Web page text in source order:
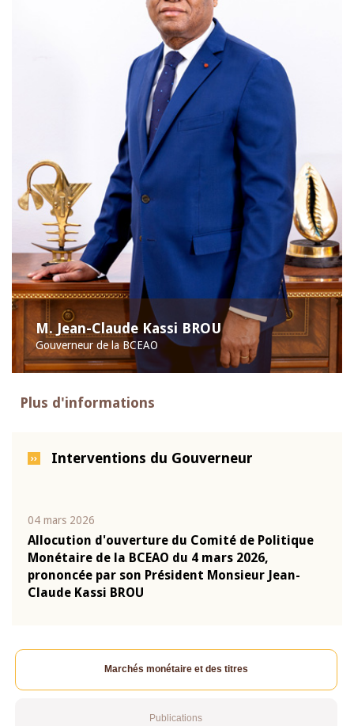
M. Jean-Claude Kassi BROU
Gouverneur de la BCEAO
Plus d'informations
Interventions du Gouverneur
04 mars 2026
Allocution d'ouverture du Comité de Politique
Monétaire de la BCEAO du 4 mars 2026,
prononcée par son Président Monsieur Jean-
Claude Kassi BROU
Marchés monétaire et des titres
Publications